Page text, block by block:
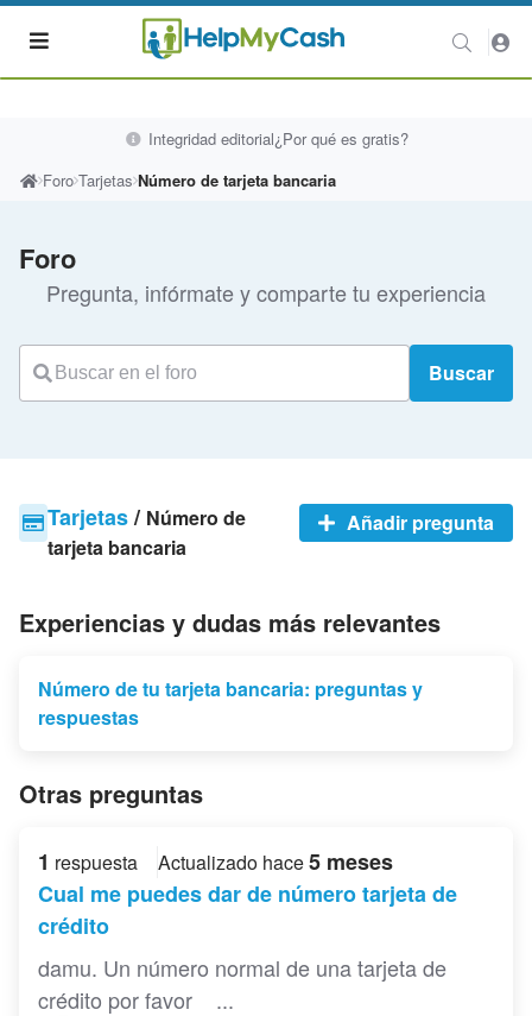
Integridad editorial¿Por qué es gratis?
Foro Tarjetas Número de tarjeta bancaria
Foro
Pregunta, infórmate y comparte tu experiencia
Buscar
Tarjetas/ Número de
tarjeta bancaria
Añadir pregunta
Experiencias y dudas más relevantes
Número de tu tarjeta bancaria: preguntas y
respuestas
Otras preguntas
1 respuesta Actualizado hace5 meses
Cual me puedes dar de número tarjeta de
crédito
damu. Un número normal de una tarjeta de
crédito por favor ...